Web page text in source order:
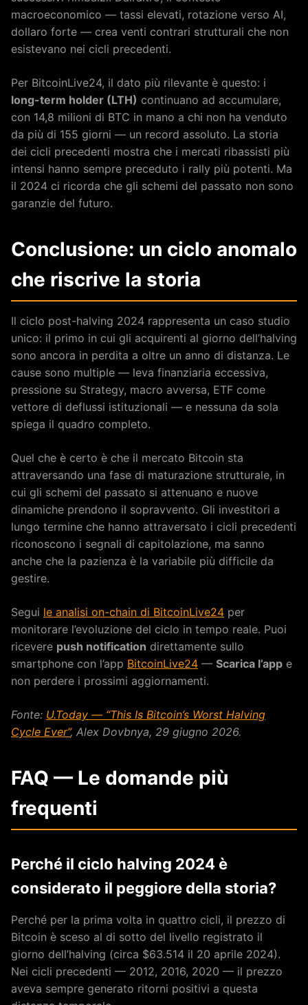
macroeconomico — tassi elevati, rotazione verso AI,
dollaro forte — crea venti contrari strutturali che non
esistevano nei cicli precedenti.
Per BitcoinLive24, il dato più rilevante è questo: i
long-term holder (LTH) continuano ad accumulare,
con 14,8 milioni di BTC in mano a chi non ha venduto
da più di 155 giorni — un record assoluto. La storia
dei cicli precedenti mostra che i mercati ribassisti più
intensi hanno sempre preceduto i rally più potenti. Ma
il 2024 ci ricorda che gli schemi del passato non sono
garanzie del futuro.
Conclusione: un ciclo anomalo
che riscrive la storia
Il ciclo post-halving 2024 rappresenta un caso studio
unico: il primo in cui gli acquirenti al giorno dell’halving
sono ancora in perdita a oltre un anno di distanza. Le
cause sono multiple — leva finanziaria eccessiva,
pressione su Strategy, macro avversa, ETF come
vettore di deflussi istituzionali — e nessuna da sola
spiega il quadro completo.
Quel che è certo è che il mercato Bitcoin sta
attraversando una fase di maturazione strutturale, in
cui gli schemi del passato si attenuano e nuove
dinamiche prendono il sopravvento. Gli investitori a
lungo termine che hanno attraversato i cicli precedenti
riconoscono i segnali di capitolazione, ma sanno
anche che la pazienza è la variabile più difficile da
gestire.
Segui le analisi on-chain di BitcoinLive24 per
monitorare l’evoluzione del ciclo in tempo reale. Puoi
ricevere push notification direttamente sullo
smartphone con l’app BitcoinLive24 — Scarica l’app e
non perdere i prossimi aggiornamenti.
Fonte: U.Today — “This Is Bitcoin’s Worst Halving
Cycle Ever”, Alex Dovbnya, 29 giugno 2026.
FAQ — Le domande più
frequenti
Perché il ciclo halving 2024 è
considerato il peggiore della storia?
Perché per la prima volta in quattro cicli, il prezzo di
Bitcoin è sceso al di sotto del livello registrato il
giorno dell’halving (circa $63.514 il 20 aprile 2024).
Nei cicli precedenti — 2012, 2016, 2020 — il prezzo
aveva sempre generato ritorni positivi a questa